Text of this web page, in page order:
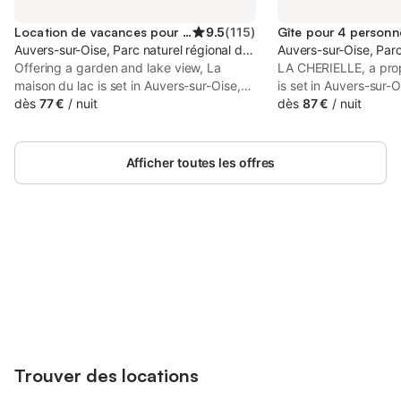
Location de vacances pour 2 personnes 9.5(115)
Auvers-sur-Oise, Parc naturel régional du Vexin Français
Offering a garden and lake view, La
maison du lac is set in Auvers-sur-Oise,
28 km from Stade de France and 31 km
offers access to a terrace and free
dès 77 € / nuit
Gîte pour 4
Auvers-sur-Oise,
LA CHERIELLE, a
is set in Auvers-sur-
Stade de France, 32
Sacré-Coeur. This
dès 87 € / nuit
Afficher toutes les offres
Trouver des locations